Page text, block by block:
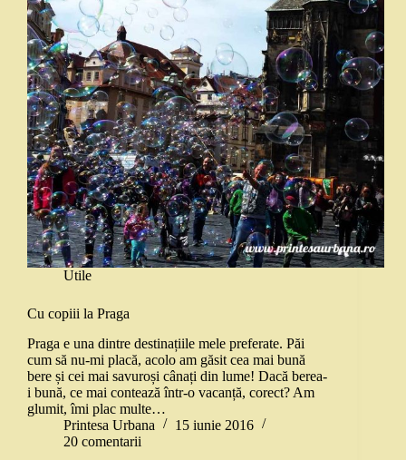
Utile
Cu copiii la Praga
Praga e una dintre destinațiile mele preferate. Păi
cum să nu-mi placă, acolo am găsit cea mai bună
bere și cei mai savuroși cânați din lume! Dacă berea-
i bună, ce mai contează într-o vacanță, corect? Am
glumit, îmi plac multe…
Printesa Urbana
15 iunie 2016
20 comentarii